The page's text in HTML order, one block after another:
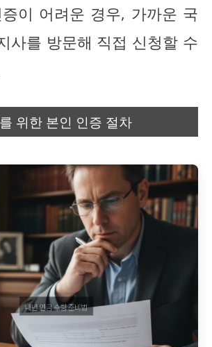
이 어려운 경우, 가까운 국
사를 방문해 직접 신청할 수
위한 본인 인증 절차